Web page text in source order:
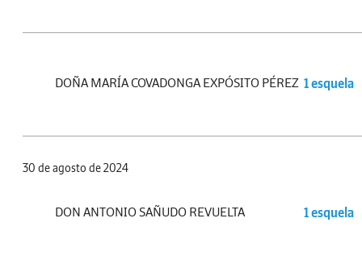
DOÑA MARÍA COVADONGA EXPÓSITO PÉREZ 1 esquela
30 de agosto de 2024
DON ANTONIO SAÑUDO REVUELTA 1 esquela